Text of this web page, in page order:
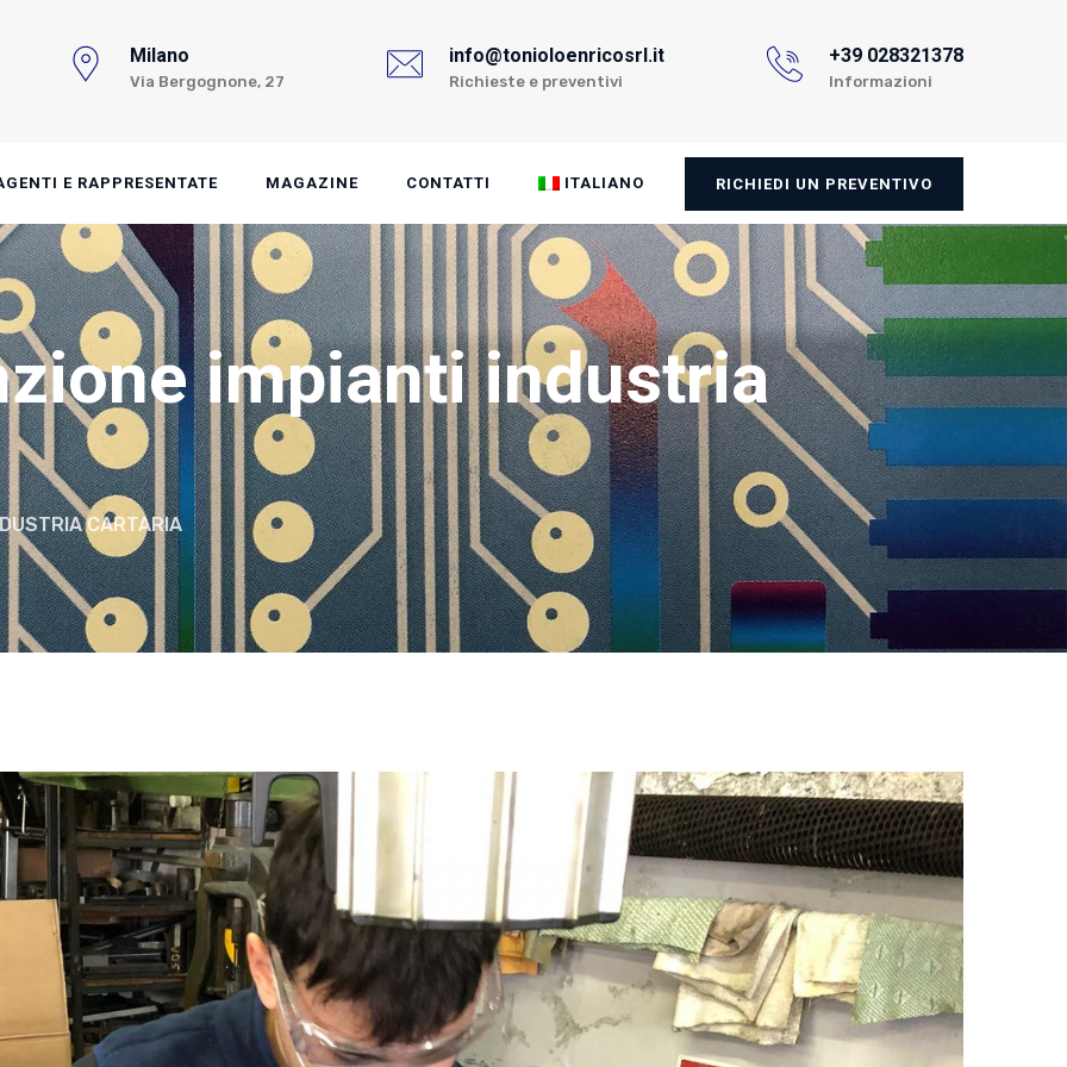
Milano
Via Bergognone, 27
info@tonioloenricosrl.it
Richieste e preventivi
+39 028321378
Informazioni
E RAPPRESENTATE MAGAZINE CONTATTI ITALIANO RICHIEDI UN PREVENTIVO
impianti industria
CARTARIA